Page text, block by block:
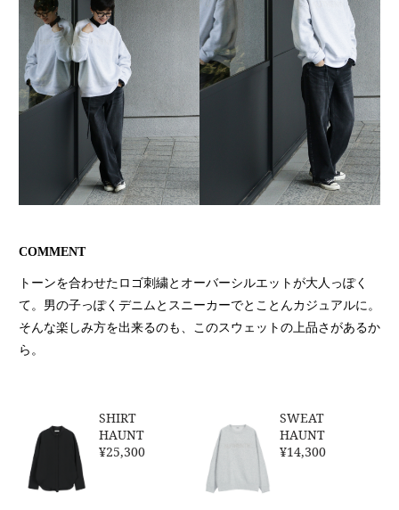
COMMENT
トーンを合わせたロゴ刺繍とオーバーシルエットが大人っぽく
て。男の子っぽくデニムとスニーカーでとことんカジュアルに。
そんな楽しみ方を出来るのも、このスウェットの上品さがあるか
ら。
SHIRT
HAUNT
¥25,300
SWEAT
HAUNT
¥14,300